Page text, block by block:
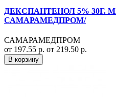
ДЕКСПАНТЕНОЛ 5% 30Г.
САМАРАМЕДПРОМ/
САМАРАМЕДПРОМ
от 197.55 р. от 219.50 р.
В корзину